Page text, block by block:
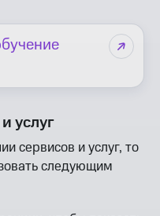
услуг
сервисов и услуг, то
следующим